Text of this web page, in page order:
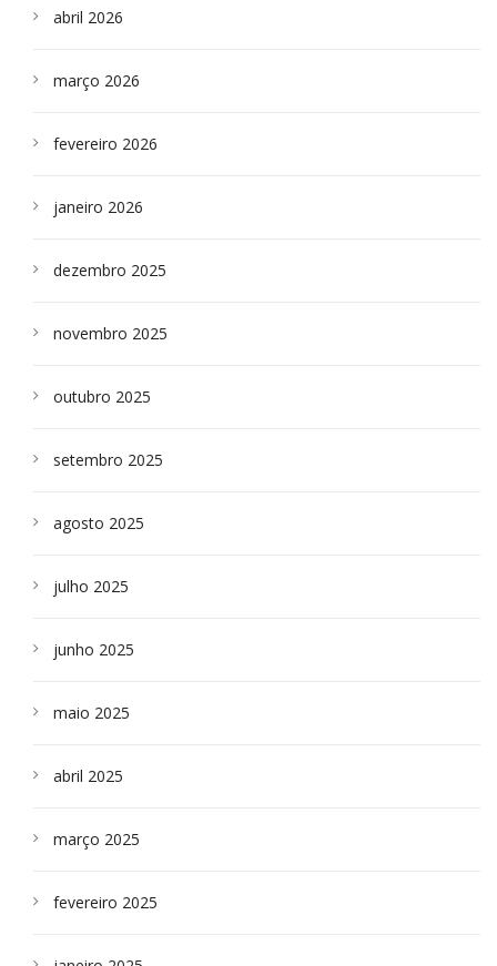
abril 2026
março 2026
fevereiro 2026
janeiro 2026
dezembro 2025
novembro 2025
outubro 2025
setembro 2025
agosto 2025
julho 2025
junho 2025
maio 2025
abril 2025
março 2025
fevereiro 2025